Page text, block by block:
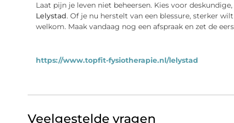
Laat pijn je leven niet beheersen. Kies voor
Lelystad. Of je nu herstelt van een blessure, sterker
welkom. Maak vandaag nog een afspraak en zet de
https://www.topfit-fysiotherapie.nl/lelystad
Veelgestelde vragen